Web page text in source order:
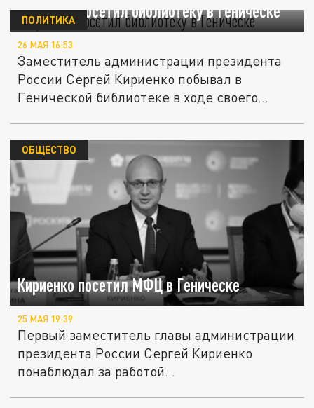
Кириенко посетил библиотеку в Геническе
ПОЛИТИКА
26 МАЯ 16:53
Заместитель администрации президента
России Сергей Кириенко побывал в
Генической библиотеке в ходе своего...
Кириенко посетил МФЦ в Геническе
ОБЩЕСТВО
25 МАЯ 19:39
Первый заместитель главы администрации
президента России Сергей Кириенко
понаблюдал за работой...